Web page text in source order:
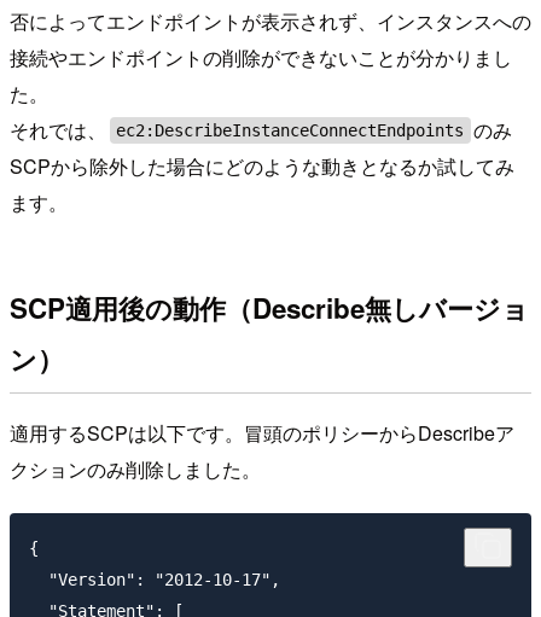
否によってエンドポイントが表示されず、インスタンスへの
接続やエンドポイントの削除ができないことが分かりまし
た。
それでは、
ec2:DescribeInstanceConnectEndpoints のみ
SCPから除外した場合にどのような動きとなるか試してみ
ます。
SCP適用後の動作（Describe無しバージョ
ン）
適用するSCPは以下です。冒頭のポリシーからDescribeア
クションのみ削除しました。
{
  "Version": "2012-10-17",
  "Statement": [